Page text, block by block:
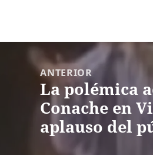
Navegación
entradas
ANTERIOR
Entrada
anterior:
La polémica
Conache en
aplauso del